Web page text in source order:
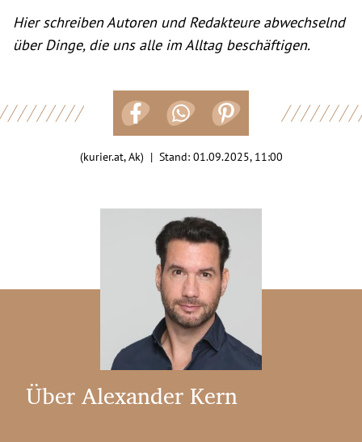
Hier schreiben Autoren und Redakteure abwechselnd
über Dinge, die uns alle im Alltag beschäftigen.
(kurier.at, Ak) | Stand: 01.09.2025, 11:00
Über Alexander Kern